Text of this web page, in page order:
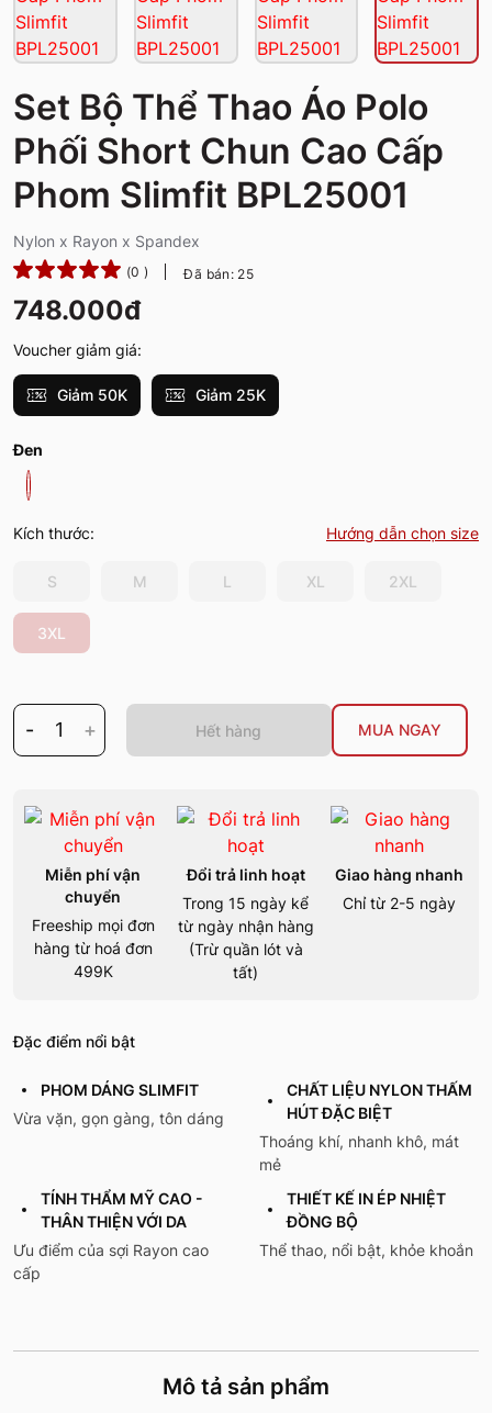
Set Bộ Thể Thao Áo Polo
Phối Short Chun Cao Cấp
Phom Slimfit BPL25001
Nylon x Rayon x Spandex
(0 ) Đã bán: 25
748.000đ
Voucher giảm giá:
Giảm 50K Giảm 25K
Đen
Kích thước: Hướng dẫn chọn size
S M L XL 2XL
3XL
- 1 + Hết hàng MUA NGAY
Miễn phí vận
chuyển
Freeship mọi đơn
hàng từ hoá đơn
499K
Đổi trả linh hoạt
Trong 15 ngày kể
từ ngày nhận hàng
(Trừ quần lót và
tất)
Giao hàng nhanh
Chỉ từ 2-5 ngày
Đặc điểm nổi bật
PHOM DÁNG SLIMFIT
Vừa vặn, gọn gàng, tôn dáng
CHẤT LIỆU NYLON THẤM
HÚT ĐẶC BIỆT
Thoáng khí, nhanh khô, mát
mẻ
TÍNH THẨM MỸ CAO -
THÂN THIỆN VỚI DA
Ưu điểm của sợi Rayon cao
cấp
THIẾT KẾ IN ÉP NHIỆT
ĐỒNG BỘ
Thể thao, nổi bật, khỏe khoắn
Mô tả sản phẩm